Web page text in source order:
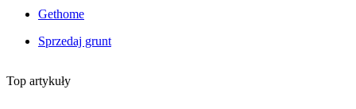
Gethome
Sprzedaj grunt
Top artykuły